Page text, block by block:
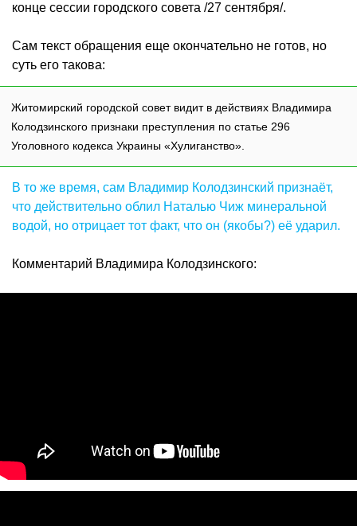
конце сессии городского совета /27 сентября/.
Сам текст обращения еще окончательно не готов, но
суть его такова:
Житомирский городской совет видит в действиях Владимира
Колодзинского признаки преступления по статье 296
Уголовного кодекса Украины «Хулиганство».
В то же время, сам Владимир Колодзинский признаёт,
что действительно облил Наталью Чиж минеральной
водой, но отрицает тот факт, что он (якобы?) её ударил.
Комментарий Владимира Колодзинского: